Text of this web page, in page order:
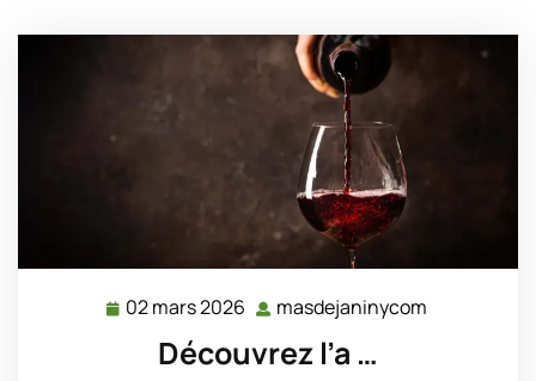
02 mars 2026 02
2026
masdejaninycom
Découvrez l’a …